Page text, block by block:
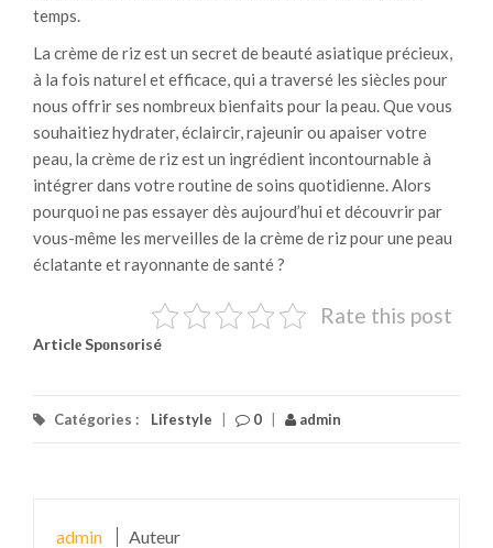
temps.
La crème de riz est un secret de beauté asiatique précieux,
à la fois naturel et efficace, qui a traversé les siècles pour
nous offrir ses nombreux bienfaits pour la peau. Que vous
souhaitiez hydrater, éclaircir, rajeunir ou apaiser votre
peau, la crème de riz est un ingrédient incontournable à
intégrer dans votre routine de soins quotidienne. Alors
pourquoi ne pas essayer dès aujourd’hui et découvrir par
vous-même les merveilles de la crème de riz pour une peau
éclatante et rayonnante de santé ?
Rate this post
Articlе Spоnsоrisé
Catégories : Lifestyle 0 admin
admin Auteur